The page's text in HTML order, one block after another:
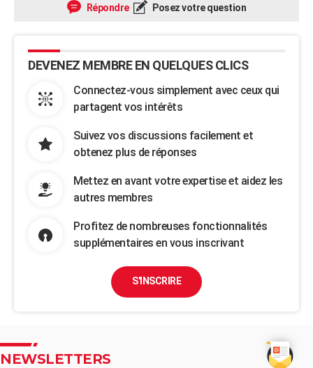
Répondre Posez votre question
DEVENEZ MEMBRE EN QUELQUES CLICS
Connectez-vous simplement avec ceux qui
partagent vos intérêts
Suivez vos discussions facilement et
obtenez plus de réponses
Mettez en avant votre expertise et aidez les
autres membres
Profitez de nombreuses fonctionnalités
supplémentaires en vous inscrivant
S'INSCRIRE
NEWSLETTERS